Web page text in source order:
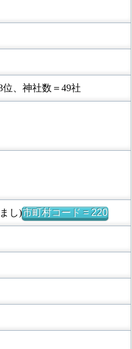
、神社数＝49社
し)市町村コード = 220